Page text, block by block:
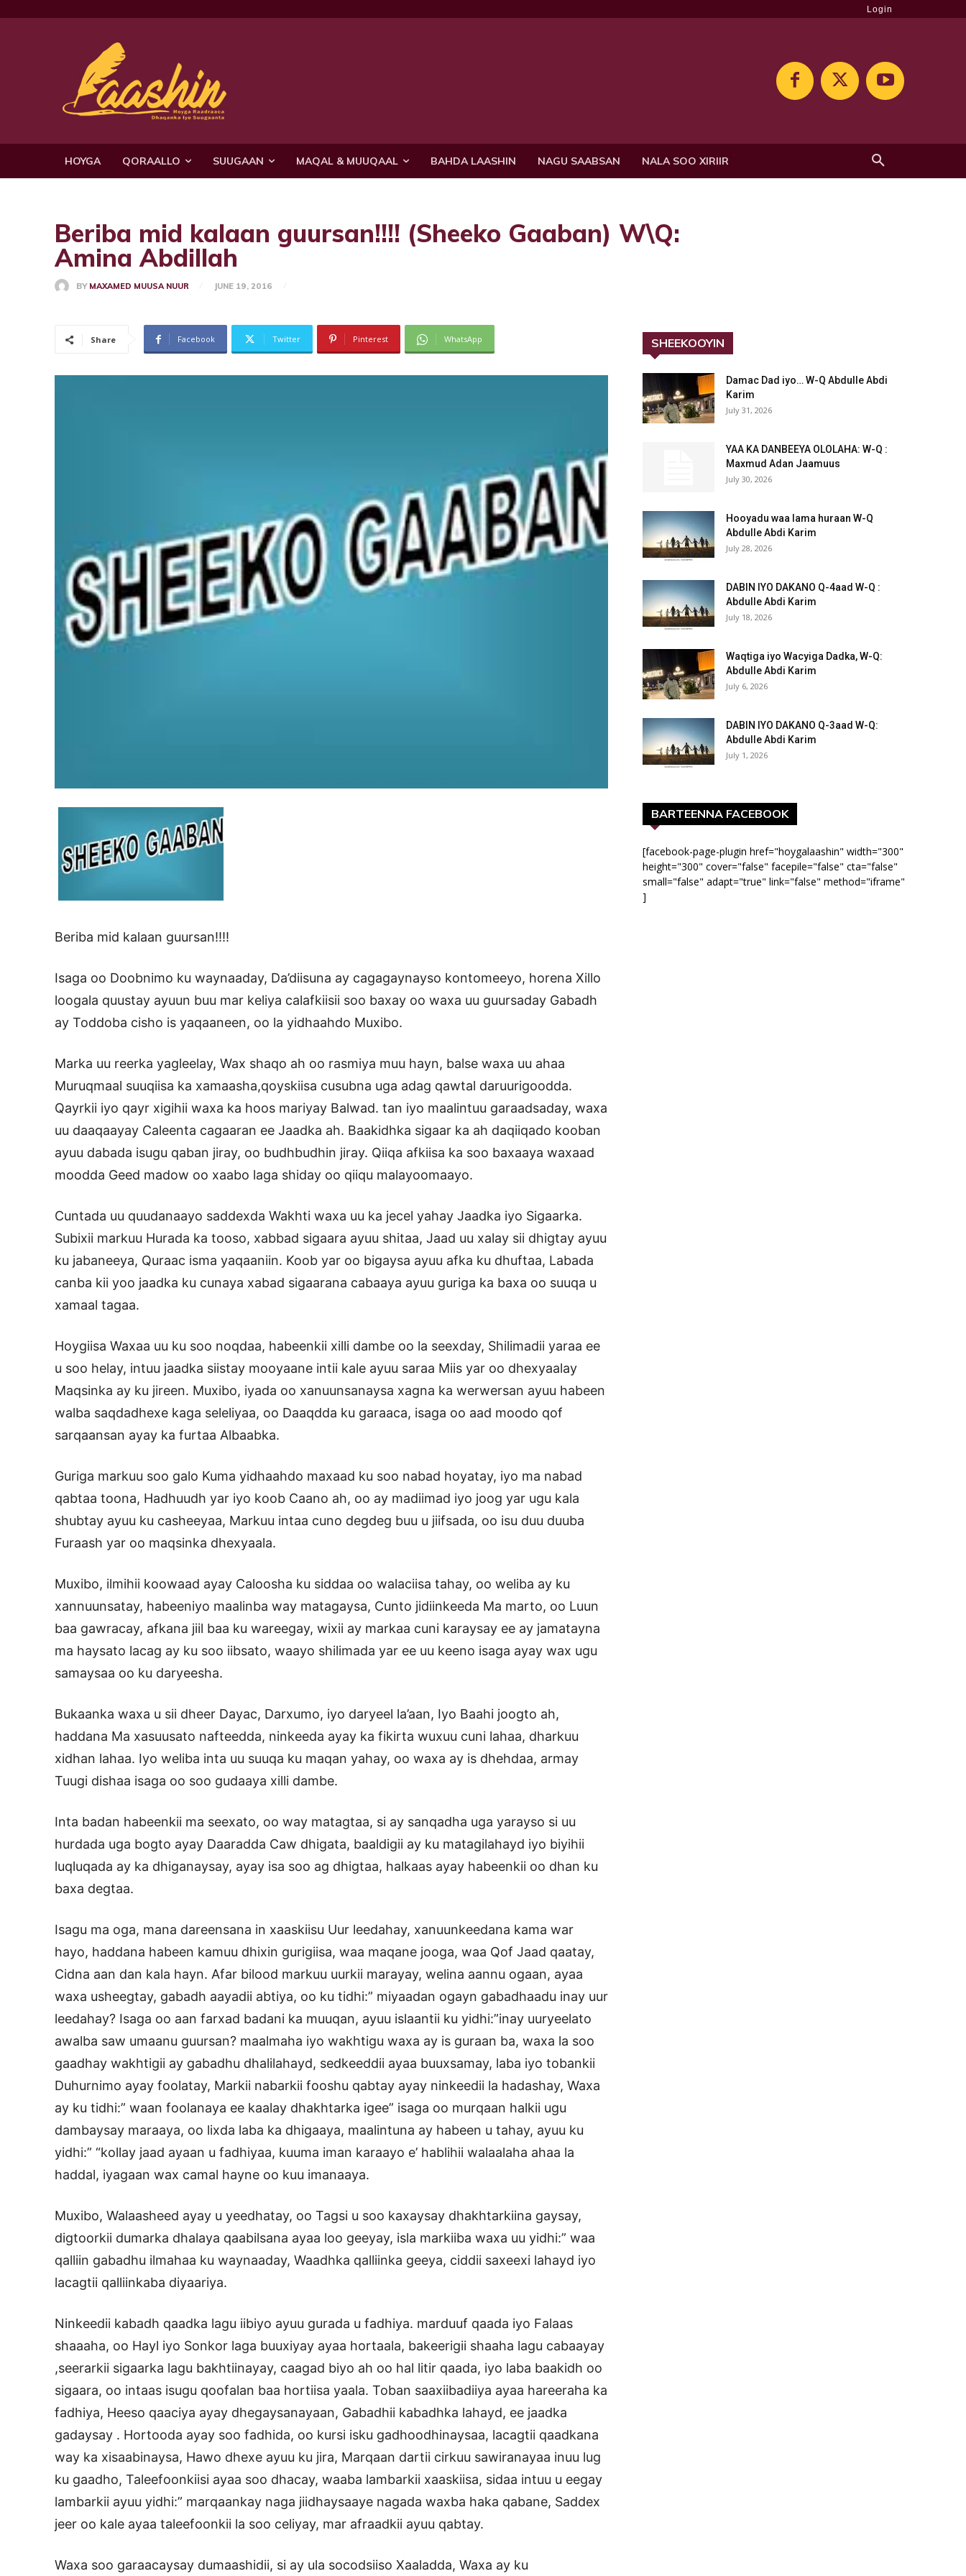
Login
HOYGA QORAALLO SUUGAAN MAQAL & MUUQAAL BAHDA LAASHIN NAGU SAABSAN NALA SOO XIRIIR
Beriba mid kalaan guursan!!!! (Sheeko Gaaban) W\Q:
Amina Abdillah
BY MAXAMED MUUSA NUUR JUNE 19, 2016
Share Facebook Twitter Pinterest WhatsApp
Beriba mid kalaan guursan!!!!
Isaga oo Doobnimo ku waynaaday, Da’diisuna ay cagagaynayso kontomeeyo, horena Xillo
loogala quustay ayuun buu mar keliya calafkiisii soo baxay oo waxa uu guursaday Gabadh
ay Toddoba cisho is yaqaaneen, oo la yidhaahdo Muxibo.
Marka uu reerka yagleelay, Wax shaqo ah oo rasmiya muu hayn, balse waxa uu ahaa
Muruqmaal suuqiisa ka xamaasha,qoyskiisa cusubna uga adag qawtal daruurigoodda.
Qayrkii iyo qayr xigihii waxa ka hoos mariyay Balwad. tan iyo maalintuu garaadsaday, waxa
uu daaqaayay Caleenta cagaaran ee Jaadka ah. Baakidhka sigaar ka ah daqiiqado kooban
ayuu dabada isugu qaban jiray, oo budhbudhin jiray. Qiiqa afkiisa ka soo baxaaya waxaad
moodda Geed madow oo xaabo laga shiday oo qiiqu malayoomaayo.
Cuntada uu quudanaayo saddexda Wakhti waxa uu ka jecel yahay Jaadka iyo Sigaarka.
Subixii markuu Hurada ka tooso, xabbad sigaara ayuu shitaa, Jaad uu xalay sii dhigtay ayuu
ku jabaneeya, Quraac isma yaqaaniin. Koob yar oo bigaysa ayuu afka ku dhuftaa, Labada
canba kii yoo jaadka ku cunaya xabad sigaarana cabaaya ayuu guriga ka baxa oo suuqa u
xamaal tagaa.
Hoygiisa Waxaa uu ku soo noqdaa, habeenkii xilli dambe oo la seexday, Shilimadii yaraa ee
u soo helay, intuu jaadka siistay mooyaane intii kale ayuu saraa Miis yar oo dhexyaalay
Maqsinka ay ku jireen. Muxibo, iyada oo xanuunsanaysa xagna ka werwersan ayuu habeen
walba saqdadhexe kaga seleliyaa, oo Daaqdda ku garaaca, isaga oo aad moodo qof
sarqaansan ayay ka furtaa Albaabka.
Guriga markuu soo galo Kuma yidhaahdo maxaad ku soo nabad hoyatay, iyo ma nabad
qabtaa toona, Hadhuudh yar iyo koob Caano ah, oo ay madiimad iyo joog yar ugu kala
shubtay ayuu ku casheeyaa, Markuu intaa cuno degdeg buu u jiifsada, oo isu duu duuba
Furaash yar oo maqsinka dhexyaala.
Muxibo, ilmihii koowaad ayay Caloosha ku siddaa oo walaciisa tahay, oo weliba ay ku
xannuunsatay, habeeniyo maalinba way matagaysa, Cunto jidiinkeeda Ma marto, oo Luun
baa gawracay, afkana jiil baa ku wareegay, wixii ay markaa cuni karaysay ee ay jamatayna
ma haysato lacag ay ku soo iibsato, waayo shilimada yar ee uu keeno isaga ayay wax ugu
samaysaa oo ku daryeesha.
Bukaanka waxa u sii dheer Dayac, Darxumo, iyo daryeel la’aan, Iyo Baahi joogto ah,
haddana Ma xasuusato nafteedda, ninkeeda ayay ka fikirta wuxuu cuni lahaa, dharkuu
xidhan lahaa. Iyo weliba inta uu suuqa ku maqan yahay, oo waxa ay is dhehdaa, armay
Tuugi dishaa isaga oo soo gudaaya xilli dambe.
Inta badan habeenkii ma seexato, oo way matagtaa, si ay sanqadha uga yarayso si uu
hurdada uga bogto ayay Daaradda Caw dhigata, baaldigii ay ku matagilahayd iyo biyihii
luqluqada ay ka dhiganaysay, ayay isa soo ag dhigtaa, halkaas ayay habeenkii oo dhan ku
baxa degtaa.
Isagu ma oga, mana dareensana in xaaskiisu Uur leedahay, xanuunkeedana kama war
hayo, haddana habeen kamuu dhixin gurigiisa, waa maqane jooga, waa Qof Jaad qaatay,
Cidna aan dan kala hayn. Afar bilood markuu uurkii marayay, welina aannu ogaan, ayaa
waxa usheegtay, gabadh aayadii abtiya, oo ku tidhi:” miyaadan ogayn gabadhaadu inay uur
leedahay? Isaga oo aan farxad badani ka muuqan, ayuu islaantii ku yidhi:”inay uuryeelato
awalba saw umaanu guursan? maalmaha iyo wakhtigu waxa ay is guraan ba, waxa la soo
gaadhay wakhtigii ay gabadhu dhalilahayd, sedkeeddii ayaa buuxsamay, laba iyo tobankii
Duhurnimo ayay foolatay, Markii nabarkii fooshu qabtay ayay ninkeedii la hadashay, Waxa
ay ku tidhi:” waan foolanaya ee kaalay dhakhtarka igee” isaga oo murqaan halkii ugu
dambaysay maraaya, oo lixda laba ka dhigaaya, maalintuna ay habeen u tahay, ayuu ku
yidhi:” “kollay jaad ayaan u fadhiyaa, kuuma iman karaayo e’ hablihii walaalaha ahaa la
haddal, iyagaan wax camal hayne oo kuu imanaaya.
Muxibo, Walaasheed ayay u yeedhatay, oo Tagsi u soo kaxaysay dhakhtarkiina gaysay,
digtoorkii dumarka dhalaya qaabilsana ayaa loo geeyay, isla markiiba waxa uu yidhi:” waa
qalliin gabadhu ilmahaa ku waynaaday, Waadhka qalliinka geeya, ciddii saxeexi lahayd iyo
lacagtii qalliinkaba diyaariya.
Ninkeedii kabadh qaadka lagu iibiyo ayuu gurada u fadhiya. marduuf qaada iyo Falaas
shaaaha, oo Hayl iyo Sonkor laga buuxiyay ayaa hortaala, bakeerigii shaaha lagu cabaayay
,seerarkii sigaarka lagu bakhtiinayay, caagad biyo ah oo hal litir qaada, iyo laba baakidh oo
sigaara, oo intaas isugu qoofalan baa hortiisa yaala. Toban saaxiibadiiya ayaa hareeraha ka
fadhiya, Heeso qaaciya ayay dhegaysanayaan, Gabadhii kabadhka lahayd, ee jaadka
gadaysay . Hortooda ayay soo fadhida, oo kursi isku gadhoodhinaysaa, lacagtii qaadkana
way ka xisaabinaysa, Hawo dhexe ayuu ku jira, Marqaan dartii cirkuu sawiranayaa inuu lug
ku gaadho, Taleefoonkiisi ayaa soo dhacay, waaba lambarkii xaaskiisa, sidaa intuu u eegay
lambarkii ayuu yidhi:” marqaankay naga jiidhaysaaye nagada waxba haka qabane, Saddex
jeer oo kale ayaa taleefoonkii la soo celiyay, mar afraadkii ayuu qabtay.
Waxa soo garaacaysay dumaashidii, si ay ula socodsiiso Xaaladda, Waxa ay ku
SHEEKOOYIN
Damac Dad iyo… W-Q Abdulle Abdi
Karim
July 31, 2026
YAA KA DANBEEYA OLOLAHA: W-Q :
Maxmud Adan Jaamuus
July 30, 2026
Hooyadu waa lama huraan W-Q
Abdulle Abdi Karim
July 28, 2026
DABIN IYO DAKANO Q-4aad W-Q :
Abdulle Abdi Karim
July 18, 2026
Waqtiga iyo Wacyiga Dadka, W-Q:
Abdulle Abdi Karim
July 6, 2026
DABIN IYO DAKANO Q-3aad W-Q:
Abdulle Abdi Karim
July 1, 2026
BARTEENNA FACEBOOK
[facebook-page-plugin href="hoygalaashin" width="300"
height="300" cover="false" facepile="false" cta="false"
small="false" adapt="true" link="false" method="iframe"
]